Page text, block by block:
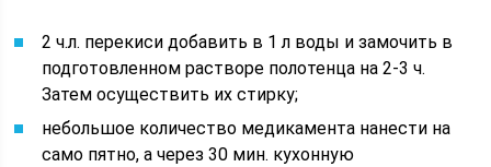
2 ч.л. перекиси добавить в 1 л воды и замочить в
подготовленном растворе полотенца на 2-3 ч.
Затем осуществить их стирку;
небольшое количество медикамента нанести на
само пятно, а через 30 мин. кухонную